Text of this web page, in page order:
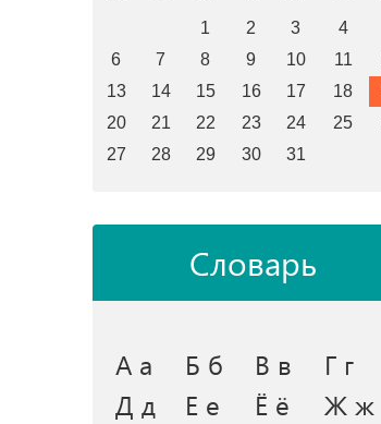
1 2 3 4
6
7 8 9 10 11
13
14 15 16 17 18
20
21 22 23 24 25
27
28 29 30 31
Словарь
А а Б б В в
Г г
Д д
Е е Ё ё
Ж ж